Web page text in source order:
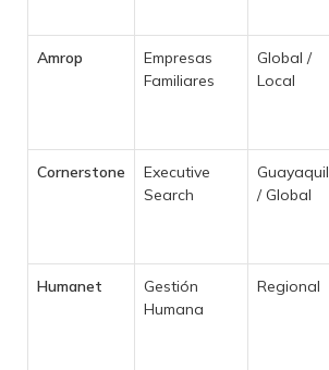
Amrop
Empresas
Familiares
Global /
Local
Cornerstone
Executive
Search
Guayaquil
/ Global
Humanet
Gestión
Humana
Regional